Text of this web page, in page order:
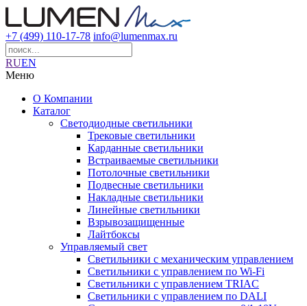
+7 (499) 110-17-78 info@lumenmax.ru
RUEN
Меню
О Компании
Каталог
Светодиодные светильники
Трековые светильники
Карданные светильники
Встраиваемые светильники
Потолочные светильники
Подвесные светильники
Накладные светильники
Линейные светильники
Взрывозащищенные
Лайтбоксы
Управляемый свет
Светильники с механическим управлением
Светильники с управлением по Wi-Fi
Светильники с управлением TRIAC
Светильники с управлением по DALI